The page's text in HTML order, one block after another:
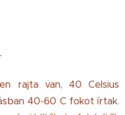
rajta van, 40 Celsius
40-60 C fokot írtak.